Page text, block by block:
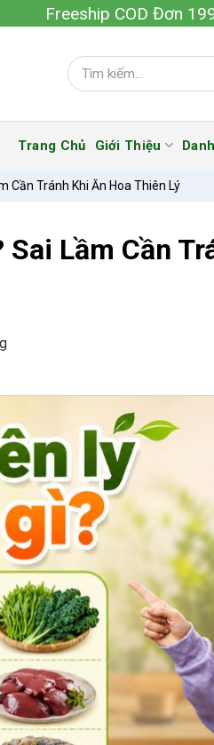
Freeship COD Đơn
Trang Chủ Giới Thiệu
Cần Tránh Khi Ăn Hoa Thiên Lý
Sai Lầm Cần